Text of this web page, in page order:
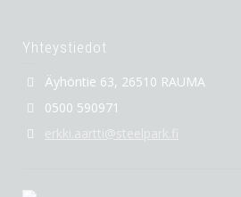
Yhteystiedot
Äyhöntie 63, 26510 RAUMA
0500 590971
erkki.aartti@steelpark.fi